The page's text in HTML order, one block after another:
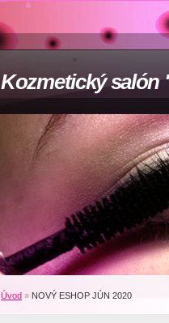
Kozmetický salón
Úvod » NOVÝ ESHOP JÚN 2020